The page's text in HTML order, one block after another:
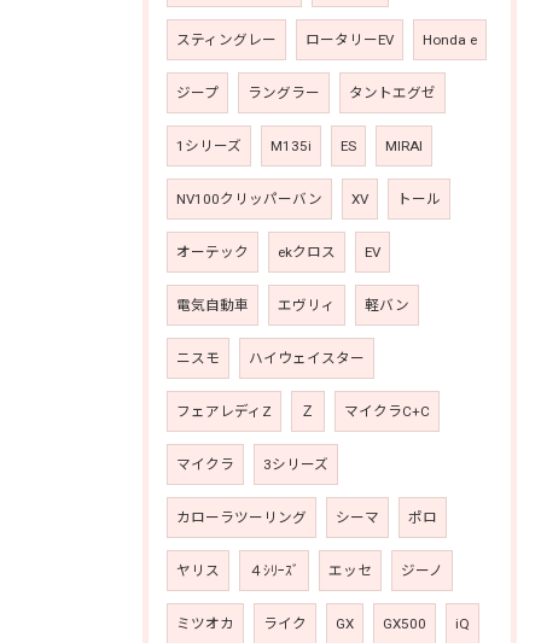
スティングレー ロータリーEV Honda e
ジープ ラングラー タントエグゼ
1シリーズ M135i ES MIRAI
NV100クリッパーバン XV トール
オーテック ekクロス EV
電気自動車 エヴリィ 軽バン
ニスモ ハイウェイスター
フェアレディZ Ｚ マイクラC+C
マイクラ 3シリーズ
カローラツーリング シーマ ポロ
ヤリス ４ｼﾘｰｽﾞ エッセ ジーノ
ミツオカ ライク GX GX500 iQ